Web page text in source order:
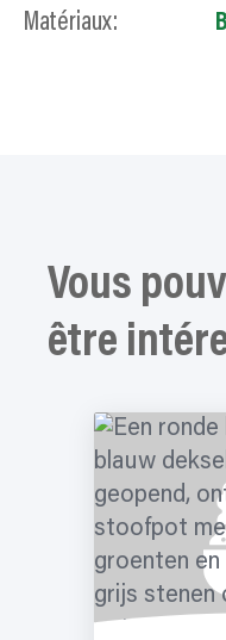
Matériaux:
Vous
être